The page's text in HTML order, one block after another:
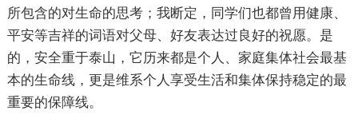
所包含的对生命的思考；我断定，同学们也都曾用健康、
平安等吉祥的词语对父母、好友表达过良好的祝愿。是
的，安全重于泰山，它历来都是个人、家庭集体社会最基
本的生命线，更是维系个人享受生活和集体保持稳定的最
重要的保障线。